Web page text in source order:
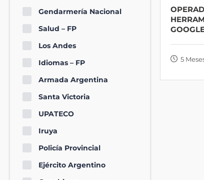
Gendarmería Nacional
Salud – FP
Los Andes
Idiomas – FP
Armada Argentina
Santa Victoria
UPATECO
Iruya
Policía Provincial
Ejército Argentino
5